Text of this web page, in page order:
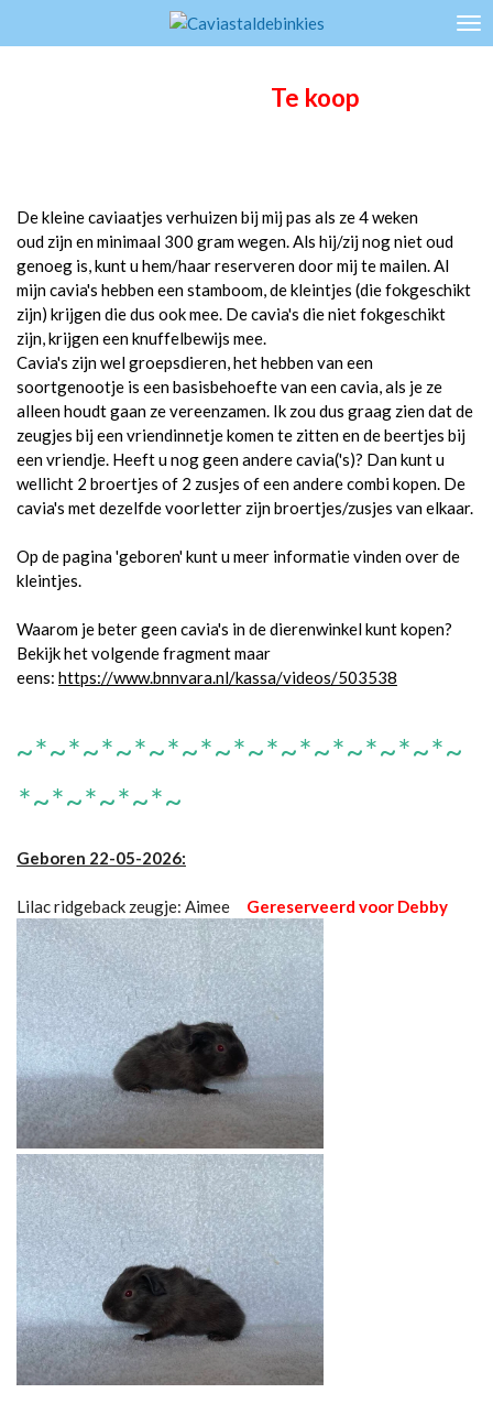
direct
Te koop
De kleine caviaatjes verhuizen bij mij pas als ze 4 weken
oud zijn en minimaal 300 gram wegen. Als hij/zij nog niet oud
genoeg is, kunt u hem/haar reserveren door mij te mailen. Al
mijn cavia's hebben een stamboom, de kleintjes (die fokgeschikt
zijn) krijgen die dus ook mee. De cavia's die niet fokgeschikt
zijn, krijgen een knuffelbewijs mee.
Cavia's zijn wel groepsdieren, het hebben van een
soortgenootje is een basisbehoefte van een cavia, als je ze
alleen houdt gaan ze vereenzamen. Ik zou dus graag zien dat de
zeugjes bij een vriendinnetje komen te zitten en de beertjes bij
een vriendje. Heeft u nog geen andere cavia('s)? Dan kunt u
wellicht 2 broertjes of 2 zusjes of een andere combi kopen. De
cavia's met dezelfde voorletter zijn broertjes/zusjes van elkaar.
Op de pagina 'geboren' kunt u meer informatie vinden over de
kleintjes.
Waarom je beter geen cavia's in de dierenwinkel kunt kopen?
Bekijk het volgende fragment maar
eens: https://www.bnnvara.nl/kassa/videos/503538
~*~*~*~*~*~*~*~*~*~*~*~*~*~
*~*~*~*~*~
Geboren 22-05-2026:
Lilac ridgeback zeugje: Aimee Gereserveerd voor Debby